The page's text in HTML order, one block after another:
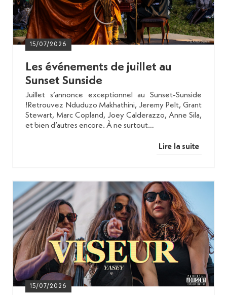
15/07/2026
Les événements de juillet au
Sunset Sunside
Juillet s’annonce exceptionnel au Sunset-Sunside
!Retrouvez Nduduzo Makhathini, Jeremy Pelt, Grant
Stewart, Marc Copland, Joey Calderazzo, Anne Sila,
et bien d’autres encore. À ne surtout…
Lire la suite
15/07/2026